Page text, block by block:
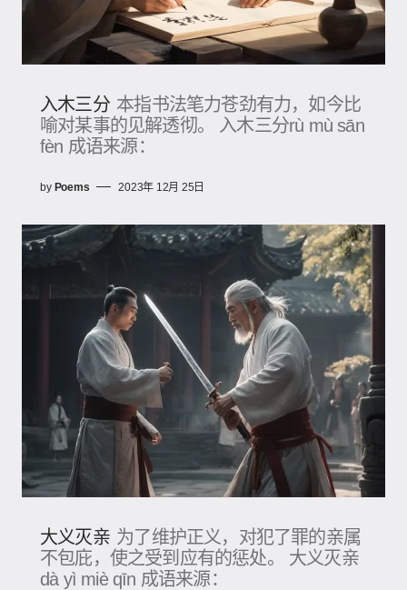
入木三分 本指书法笔力苍劲有力，如今比
喻对某事的见解透彻。 入木三分rù mù sān
fèn 成语来源：
by Poems 2023年 12月 25日
大义灭亲 为了维护正义，对犯了罪的亲属
不包庇，使之受到应有的惩处。 大义灭亲
dà yì miè qīn 成语来源：